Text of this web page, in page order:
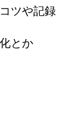
ツや記録
とか